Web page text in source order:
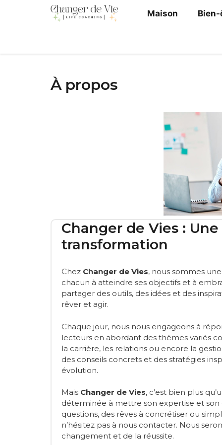
Maison
À propos
Changer de Vies :
transformation
Chez Changer de Vies, nous sommes
chacun à atteindre ses objectifs et à
partager des outils, des idées et des
rêver et agir.
Chaque jour, nous nous engageons à
lecteurs en abordant des thèmes variés
la carrière, les relations ou encore la
des conseils concrets et des stratégies
évolution.
Mais Changer de Vies, c’est bien plus
déterminée à mettre son expertise et son
questions, des rêves à concrétiser ou
n’hésitez pas à nous contacter. Nous
changement et de la réussite.